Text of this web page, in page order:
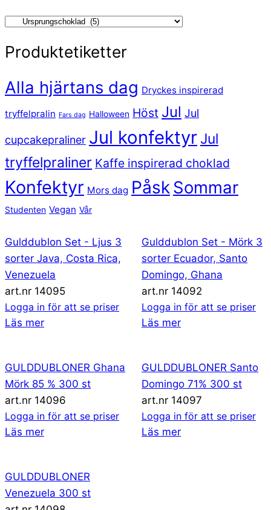
Produktetiketter
Alla hjärtans dag Dryckes inspirerad
tryffelpralin Fars dag Halloween Höst Jul Jul
cupcakepraliner Jul konfektyr Jul
tryffelpraliner Kaffe inspirerad choklad
Konfektyr Mors dag PåskSommar
Studenten Vegan Vår
Gulddublon Set - Ljus 3
sorter Java, Costa Rica,
Venezuela
art.nr 14095
Logga in för att se priser
Läs mer
Gulddublon Set - Mörk 3
sorter Ecuador, Santo
Domingo, Ghana
art.nr 14092
Logga in för att se priser
Läs mer
GULDDUBLONER Ghana
Mörk 85 % 300 st
art.nr 14096
Logga in för att se priser
Läs mer
GULDDUBLONER Santo
Domingo 71% 300 st
art.nr 14097
Logga in för att se priser
Läs mer
GULDDUBLONER
Venezuela 300 st